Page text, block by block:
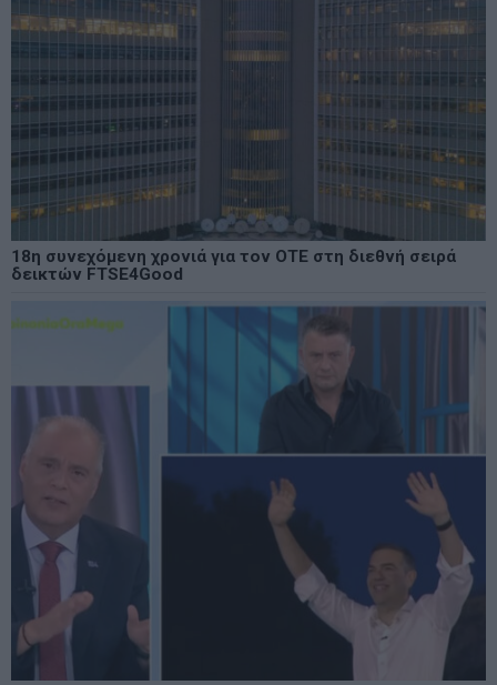
18η συνεχόμενη χρονιά για τον ΟΤΕ στη διεθνή σειρά
δεικτών FTSE4Good